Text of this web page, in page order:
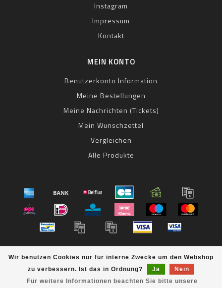
Wir benutzen Cookies nur für interne Zwecke um den Webshop
zu verbessern. Ist das in Ordnung?
Ja
Nein
Für weitere Informationen beachten Sie bitte unsere
Instagram
Impressum
Kontakt
MEIN KONTO
Benutzerkonto Information
Meine Bestellungen
Meine Nachrichten (Tickets)
Mein Wunschzettel
Vergleichen
Alle Produkte
© Copyright 2026 bestbike RADSPORT Andreas Kommer -
Powered byLightspeed- Theme byDyvelopment
bestbike scores a /10 out of klantbeoordelingen at